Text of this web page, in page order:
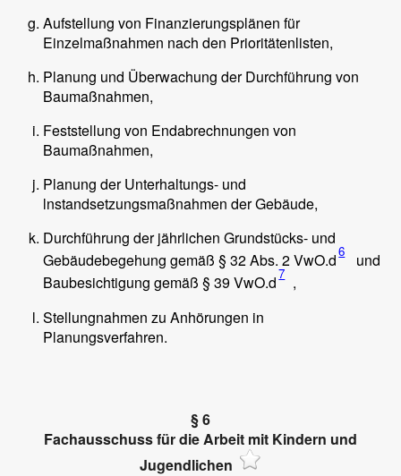
Aufstellung von Finanzierungsplänen für
Einzelmaßnahmen nach den Prioritätenlisten,
Planung und Überwachung der Durchführung von
Baumaßnahmen,
Feststellung von Endabrechnungen von
Baumaßnahmen,
Planung der Unterhaltungs- und
lnstandsetzungsmaßnahmen der Gebäude,
Durchführung der jährlichen Grundstücks- und
Gebäudebegehung gemäß § 32 Abs. 2 VwO.d6
und
Baubesichtigung gemäß § 39 VwO.d7 ,
Stellungnahmen zu Anhörungen in
Planungsverfahren.
§ 6
Fachausschuss für die Arbeit mit Kindern und
Jugendlichen